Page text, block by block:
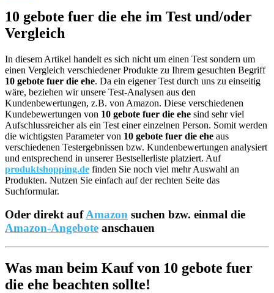
10 gebote fuer die ehe im Test und/oder
Vergleich
In diesem Artikel handelt es sich nicht um einen Test sondern um
einen Vergleich verschiedener Produkte zu Ihrem gesuchten Begriff
10 gebote fuer die ehe. Da ein eigener Test durch uns zu einseitig
wäre, beziehen wir unsere Test-Analysen aus den
Kundenbewertungen, z.B. von Amazon. Diese verschiedenen
Kundebewertungen von 10 gebote fuer die ehe sind sehr viel
Aufschlussreicher als ein Test einer einzelnen Person. Somit werden
die wichtigsten Parameter von 10 gebote fuer die ehe aus
verschiedenen Testergebnissen bzw. Kundenbewertungen analysiert
und entsprechend in unserer Bestsellerliste platziert. Auf
produktshopping.de finden Sie noch viel mehr Auswahl an
Produkten. Nutzen Sie einfach auf der rechten Seite das
Suchformular.
Oder direkt aufAmazon suchen bzw. einmal die
Amazon-Angebote anschauen
Was man beim Kauf von 10 gebote fuer
die ehe beachten sollte!